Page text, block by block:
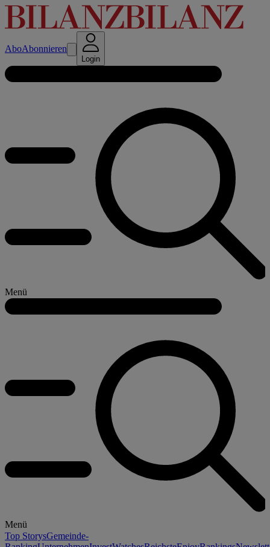
AboAbonnieren
Login
Menü
Menü
Top StorysGemeinde-